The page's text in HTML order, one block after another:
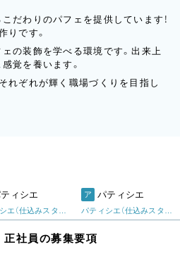
だわりのパフェを提供しています！
りです。
の装飾を学べる環境です。出来上
覚を養います。
れぞれが輝く職場づくりを目指し
ィシエ ア パティシエ
正社員の募集要項